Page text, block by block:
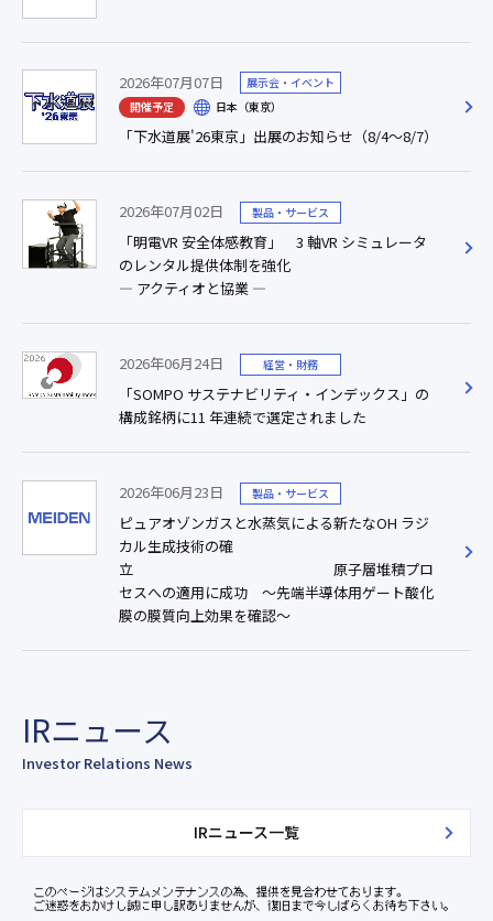
2026年07月07日
展示会・イベント
開催予定
日本（東京）
「下水道展'26東京」出展のお知らせ（8/4～8/7）
2026年07月02日 製品・サービス
「明電VR 安全体感教育」 3 軸VR シミュレータ
のレンタル提供体制を強化
― アクティオと協業 ―
2026年06月24日 経営・財務
「SOMPO サステナビリティ・インデックス」の
構成銘柄に11 年連続で選定されました
2026年06月23日 製品・サービス
ピュアオゾンガスと水蒸気による新たなOH ラジ
カル生成技術の確
立 原子層堆積プロ
セスへの適用に成功 ～先端半導体用ゲート酸化
膜の膜質向上効果を確認～
IRニュース
Investor Relations News
IRニュース一覧